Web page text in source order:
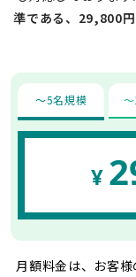
準である、29,800円
〜5名規模
¥
月額料金は、お客